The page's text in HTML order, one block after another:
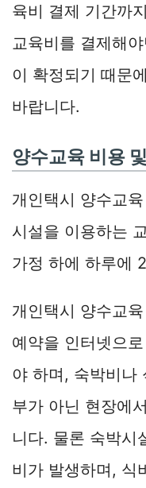
육비 결제 기간까
교육비를 결제해
이 확정되기 때문
바랍니다.
양수교육 비용
개인택시 양수교
시설을 이용하는
가정 하에 하루에
개인택시 양수교
예약을 인터넷으
야 하며, 숙박비나
부가 아닌 현장에
니다. 물론 숙박시
비가 발생하며, 식